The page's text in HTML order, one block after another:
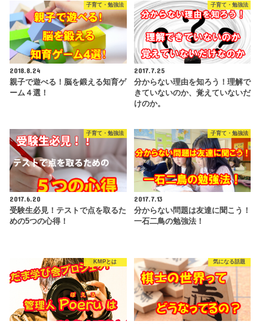
子育て・勉強法
2018.8.24
親子で遊べる！脳を鍛える知育ゲ
ーム４選！
子育て・勉強法
2017.7.25
分からない理由を知ろう！理解で
きていないのか、覚えていないだ
けのか。
子育て・勉強法
2017.6.20
受験生必見！テストで点を取るた
めの5つの心得！
子育て・勉強法
2017.7.13
分からない問題は友達に聞こう！
一石二鳥の勉強法！
KMPとは 気になる話題